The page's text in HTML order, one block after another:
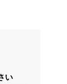
い